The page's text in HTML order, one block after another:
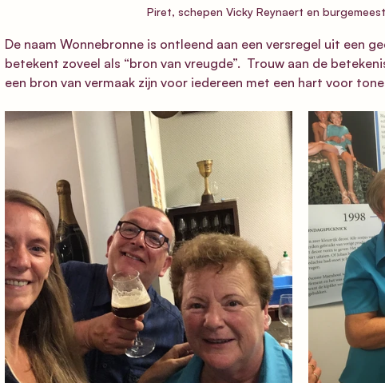
Piret, schepen Vicky Reynaert en
De naam Wonnebronne is ontleend aan een versregel uit een
betekent zoveel als “bron van vreugde”.  Trouw aan de
een bron van vermaak zijn voor iedereen met een hart voor